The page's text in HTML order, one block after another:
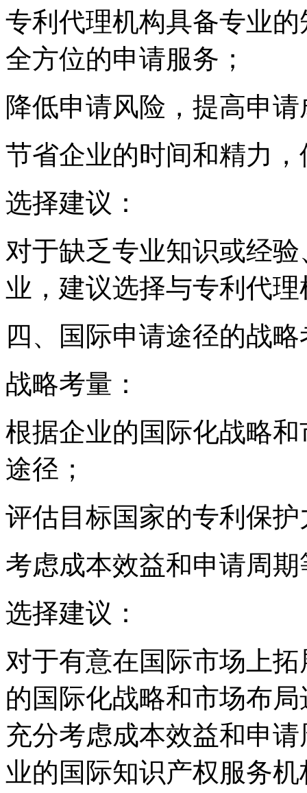
专利代理机构具备专业
全方位的申请服务；
降低申请风险，提高申
节省企业的时间和精力
选择建议：
对于缺乏专业知识或经
业，建议选择与专利代
四、国际申请途径的战略
战略考量：
根据企业的国际化战略
途径；
评估目标国家的专利保
考虑成本效益和申请周
选择建议：
对于有意在国际市场上
的国际化战略和市场布
充分考虑成本效益和申
业的国际知识产权服务